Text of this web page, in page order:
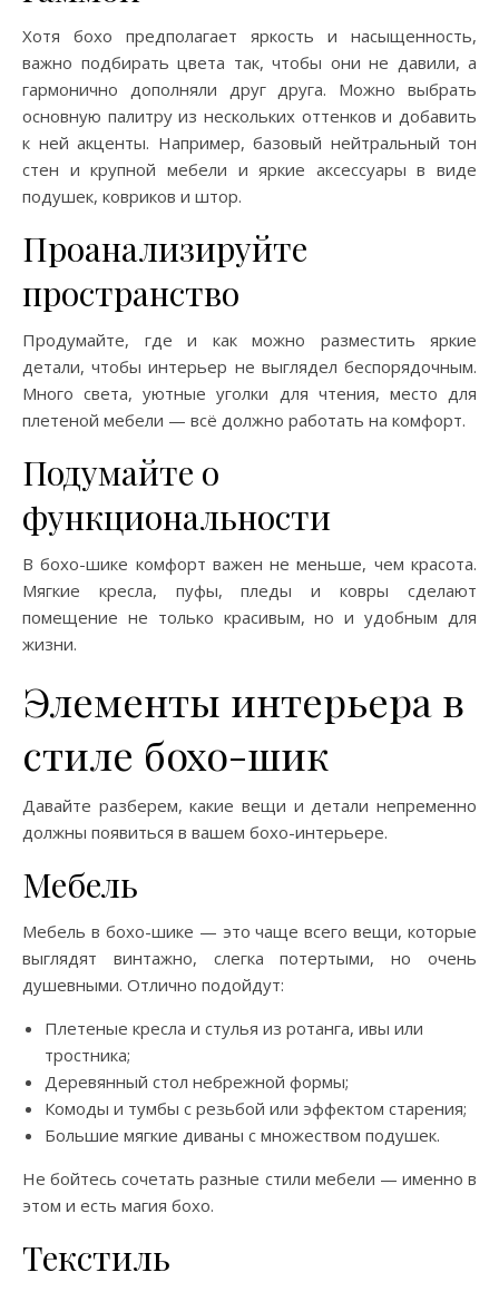
Хотя бохо предполагает яркость и насыщенность,
важно подбирать цвета так, чтобы они не давили, а
гармонично дополняли друг друга. Можно выбрать
основную палитру из нескольких оттенков и добавить
к ней акценты. Например, базовый нейтральный тон
стен и крупной мебели и яркие аксессуары в виде
подушек, ковриков и штор.
Проанализируйте
пространство
Продумайте, где и как можно разместить яркие
детали, чтобы интерьер не выглядел беспорядочным.
Много света, уютные уголки для чтения, место для
плетеной мебели — всё должно работать на комфорт.
Подумайте о
функциональности
В бохо-шике комфорт важен не меньше, чем красота.
Мягкие кресла, пуфы, пледы и ковры сделают
помещение не только красивым, но и удобным для
жизни.
Элементы интерьера в
стиле бохо-шик
Давайте разберем, какие вещи и детали непременно
должны появиться в вашем бохо-интерьере.
Мебель
Мебель в бохо-шике — это чаще всего вещи, которые
выглядят винтажно, слегка потертыми, но очень
душевными. Отлично подойдут:
Плетеные кресла и стулья из ротанга, ивы или
тростника;
Деревянный стол небрежной формы;
Комоды и тумбы с резьбой или эффектом старения;
Большие мягкие диваны с множеством подушек.
Не бойтесь сочетать разные стили мебели — именно в
этом и есть магия бохо.
Текстиль